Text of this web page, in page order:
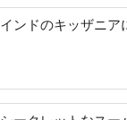
インドのキッザニア